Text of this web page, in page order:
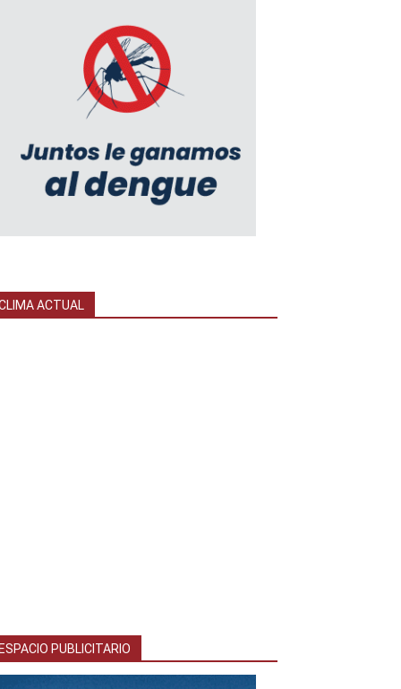
ACTUAL
ESPACIO PUBLICITARIO